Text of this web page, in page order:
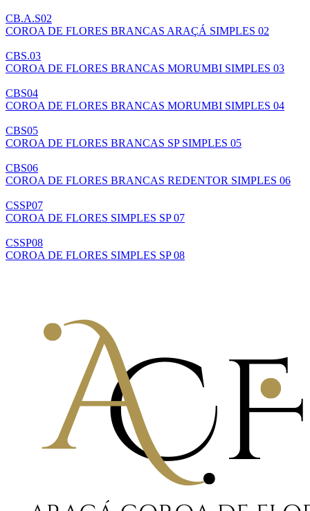
CB.A.S02
COROA DE FLORES BRANCAS ARAÇÁ SIMPLES 02
CBS.03
COROA DE FLORES BRANCAS MORUMBI SIMPLES 03
CBS04
COROA DE FLORES BRANCAS MORUMBI SIMPLES 04
CBS05
COROA DE FLORES BRANCAS SP SIMPLES 05
CBS06
COROA DE FLORES BRANCAS REDENTOR SIMPLES 06
CSSP07
COROA DE FLORES SIMPLES SP 07
CSSP08
COROA DE FLORES SIMPLES SP 08